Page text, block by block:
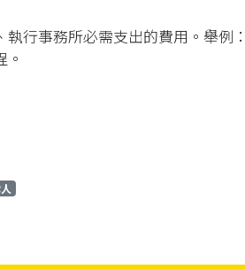
執行事務所必需支出的費用。舉例